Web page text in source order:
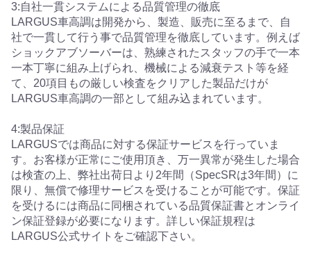
3:自社一貫システムによる品質管理の徹底
LARGUS車高調は開発から、製造、販売に至るまで、自
社で一貫して行う事で品質管理を徹底しています。例えば
ショックアブソーバーは、熟練されたスタッフの手で一本
一本丁寧に組み上げられ、機械による減衰テスト等を経
て、20項目もの厳しい検査をクリアした製品だけが
LARGUS車高調の一部として組み込まれています。
4:製品保証
LARGUSでは商品に対する保証サービスを行っていま
す。お客様が正常にご使用頂き、万一異常が発生した場合
は検査の上、弊社出荷日より2年間（SpecSRは3年間）に
限り、無償で修理サービスを受けることが可能です。保証
を受けるには商品に同梱されている品質保証書とオンライ
ン保証登録が必要になります。詳しい保証規程は
LARGUS公式サイトをご確認下さい。